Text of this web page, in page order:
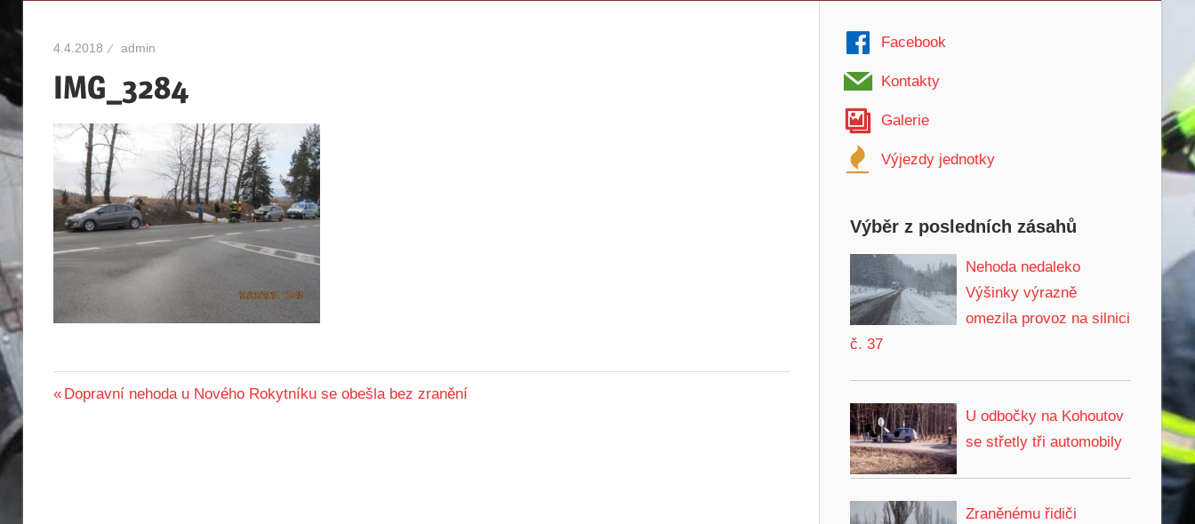
4.4.2018 admin
IMG_3284
Navigace
Předchozí
Dopravní nehoda u Nového Rokytníku se obešla bez zranění
Facebook
Kontakty
Galerie
Výjezdy jednotky
Výběr z posledních zásahů
Nehoda nedaleko
Výšinky výrazně
omezila provoz na silnici
č. 37
U odbočky na Kohoutov
se střetly tři automobily
Zraněnému řidiči